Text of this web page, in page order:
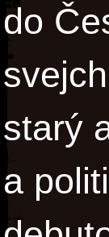
do
starý
a